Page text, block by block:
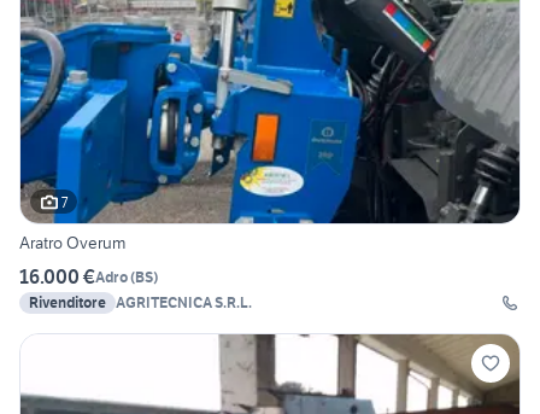
7
Aratro Overum
16.000 €Adro(BS)
Rivenditore AGRITECNICA S.R.L.